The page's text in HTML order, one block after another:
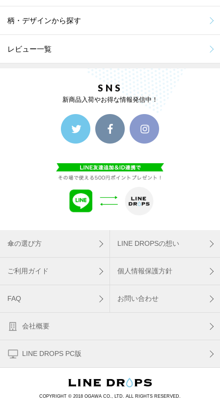
柄・デザインから探す
レビュー一覧
SNS
新商品入荷やお得な情報発信中！
傘の選び方 LINE DROPSの想い
ご利用ガイド 個人情報保護方針
FAQ お問い合わせ
会社概要
LINE DROPS PC版
COPYRIGHT © 2018 OGAWA CO., LTD. ALL RIGHTS RESERVED.